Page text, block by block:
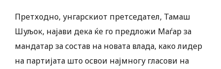
Претходно, унгарскиот претседател, Тамаш
Шуљок, најави дека ќе го предложи Маѓар за
мандатар за состав на новата влада, како лидер
на партијата што освои најмногу гласови на